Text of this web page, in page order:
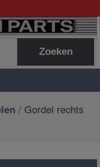
Zoeken
/ Gordel rechts